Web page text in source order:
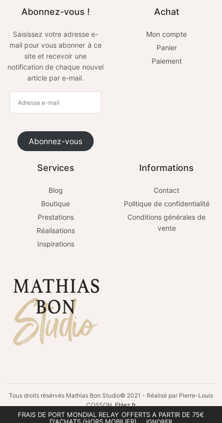
FRAIS DE PORT MONDIAL RELAY OFFERTS A PARTIR DE 75€
Abonnez-vous !
Saisissez votre adresse e-
mail pour vous abonner à ce
site et recevoir une
notification de chaque nouvel
article par e-mail.
Abonnez-vous
Achat
Mon compte
Panier
Paiement
Services
Blog
Boutique
Prestations
Réalisations
Inspirations
Informations
Contact
Politique de confidentialité
Conditions générales de
vente
Tous droits résérvés Mathias Bon Studio© 2021 - Réalisé par Pierre-Louis
COSSONEblez.fr